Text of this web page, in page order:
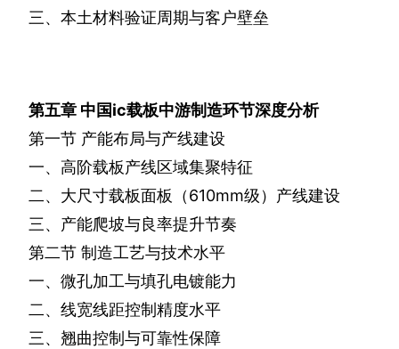
三、本土材料验证周期与客户壁垒
第五章 中国ic载板中游制造环节深度分析
第一节 产能布局与产线建设
一、高阶载板产线区域集聚特征
二、大尺寸载板面板（610mm级）产线建设
三、产能爬坡与良率提升节奏
第二节 制造工艺与技术水平
一、微孔加工与填孔电镀能力
二、线宽线距控制精度水平
三、翘曲控制与可靠性保障